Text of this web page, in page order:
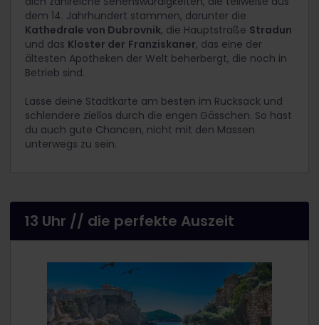
dem 14. Jahrhundert stammen, darunter die
Kathedrale von Dubrovnik, die Hauptstraße Stradun
und das Kloster der Franziskaner, das eine der
ältesten Apotheken der Welt beherbergt, die noch in
Betrieb sind.
Lasse deine Stadtkarte am besten im Rucksack und
schlendere ziellos durch die engen Gässchen. So hast
du auch gute Chancen, nicht mit den Massen
unterwegs zu sein.
13 Uhr // die perfekte Auszeit